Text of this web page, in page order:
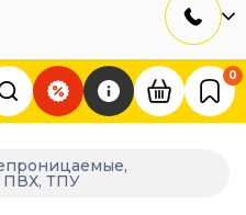
0
ПВХ, ТПУ